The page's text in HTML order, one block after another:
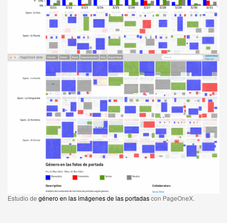
Estudio de género en las imágenes de las portadascon PageOneX.